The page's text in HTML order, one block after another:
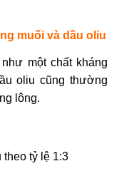
muối và dầu oliu
một chất kháng
oliu cũng thường
lông.
theo tỷ lệ 1:3